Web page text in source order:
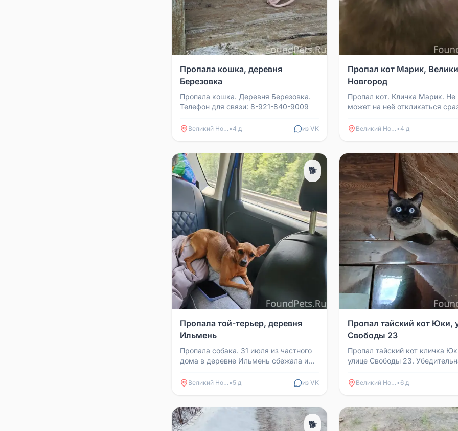
Пропала кошка, деревня
Березовка
Пропала кошка. Деревня Березовка.
Телефон для связи: 8-921-840-9009
Великий Новгород•4 д из VK
Пропал кот Марик,
Новгород
Пропал кот. Кличка Марик. Не
может на неё откликаться
причмокивание. Если сильно
Великий Новгород•4 д
🐕
Пропала той-терьер, деревня
Ильмень
Пропала собака. 31 июля из частного
дома в деревне Ильмень сбежала и
девочка, 10 лет. Ес...
Великий Новгород• 5 д из VK
Пропал тайский кот Юки,
Свободы 23
Пропал тайский кот кличка
улице Свободы 23.
на улице, сообщить п...
Великий Новгород•6 д
🐕